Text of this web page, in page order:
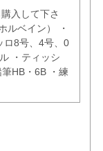
入して下さ
ルベイン） ・
ロ8号、4号、0
・ティッシ
HB・6B ・練